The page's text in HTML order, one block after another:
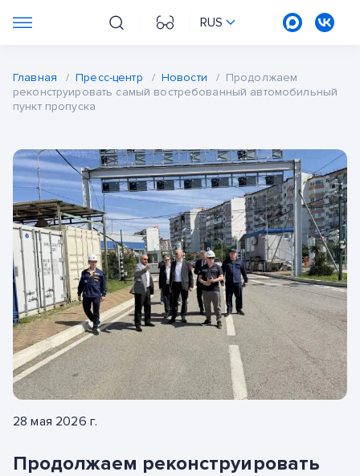
RUS
Главная / Пресс-центр / Новости / Продолжаем
реконструировать самый востребованный автомобильный
пункт пропуска
28 мая 2026 г.
Продолжаем реконструировать